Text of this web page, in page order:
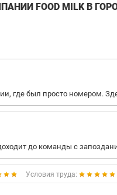
FOOD MILK В
где был просто номером.
до команды с
Условия труда: